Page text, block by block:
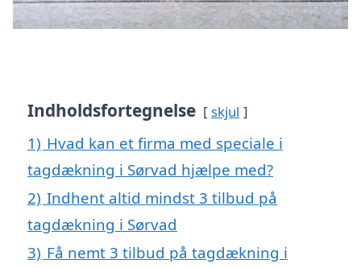
Indholdsfortegnelse skjul
1) Hvad kan et firma med speciale i
tagdækning i Sørvad hjælpe med?
2) Indhent altid mindst 3 tilbud på
tagdækning i Sørvad
3) Få nemt 3 tilbud på tagdækning i